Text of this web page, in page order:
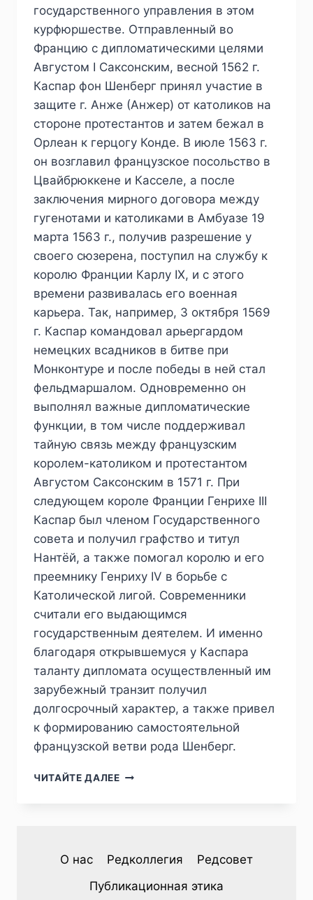
государственного управления в этом
курфюршестве. Отправленный во
Францию с дипломатическими целями
Августом I Саксонским, весной 1562 г.
Каспар фон Шенберг принял участие в
защите г. Анже (Анжер) от католиков на
стороне протестантов и затем бежал в
Орлеан к герцогу Конде. В июле 1563 г.
он возглавил французское посольство в
Цвайбрюккене и Касселе, а после
заключения мирного договора между
гугенотами и католиками в Амбуазе 19
марта 1563 г., получив разрешение у
своего сюзерена, поступил на службу к
королю Франции Карлу IX, и с этого
времени развивалась его военная
карьера. Так, например, 3 октября 1569
г. Каспар командовал арьергардом
немецких всадников в битве при
Монконтуре и после победы в ней стал
фельдмаршалом. Одновременно он
выполнял важные дипломатические
функции, в том числе поддерживал
тайную связь между французским
королем-католиком и протестантом
Августом Саксонским в 1571 г. При
следующем короле Франции Генрихе III
Каспар был членом Государственного
совета и получил графство и титул
Нантёй, а также помогал королю и его
преемнику Генриху IV в борьбе с
Католической лигой. Современники
считали его выдающимся
государственным деятелем. И именно
благодаря открывшемуся у Каспара
таланту дипломата осуществленный им
зарубежный транзит получил
долгосрочный характер, а также привел
к формированию самостоятельной
французской ветви рода Шенберг.
ЧИТАЙТЕ ДАЛЕЕПИЖ
А.
КАСПАР
О нас Редколлегия
Редсовет
Публикационная этика